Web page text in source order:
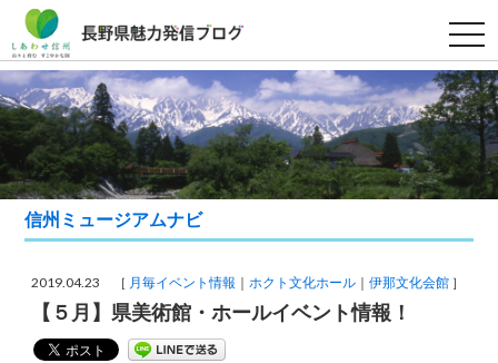
t
o
g
g
l
e
n
a
v
g
i
信州ミュージアムナビ
2019.04.23 ［ 月毎イベント情報 ホクト文化ホール 伊那文化会館 ］
【５月】県美術館・ホールイベント情報！